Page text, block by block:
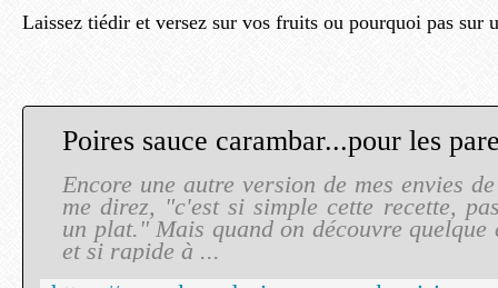
Laissez tiédir et versez sur vos fruits ou pourquoi pas sur
Encore une autre version de mes envies
me direz, "c'est si simple cette recette,
un plat." Mais quand on découvre quelque
et si rapide à ...